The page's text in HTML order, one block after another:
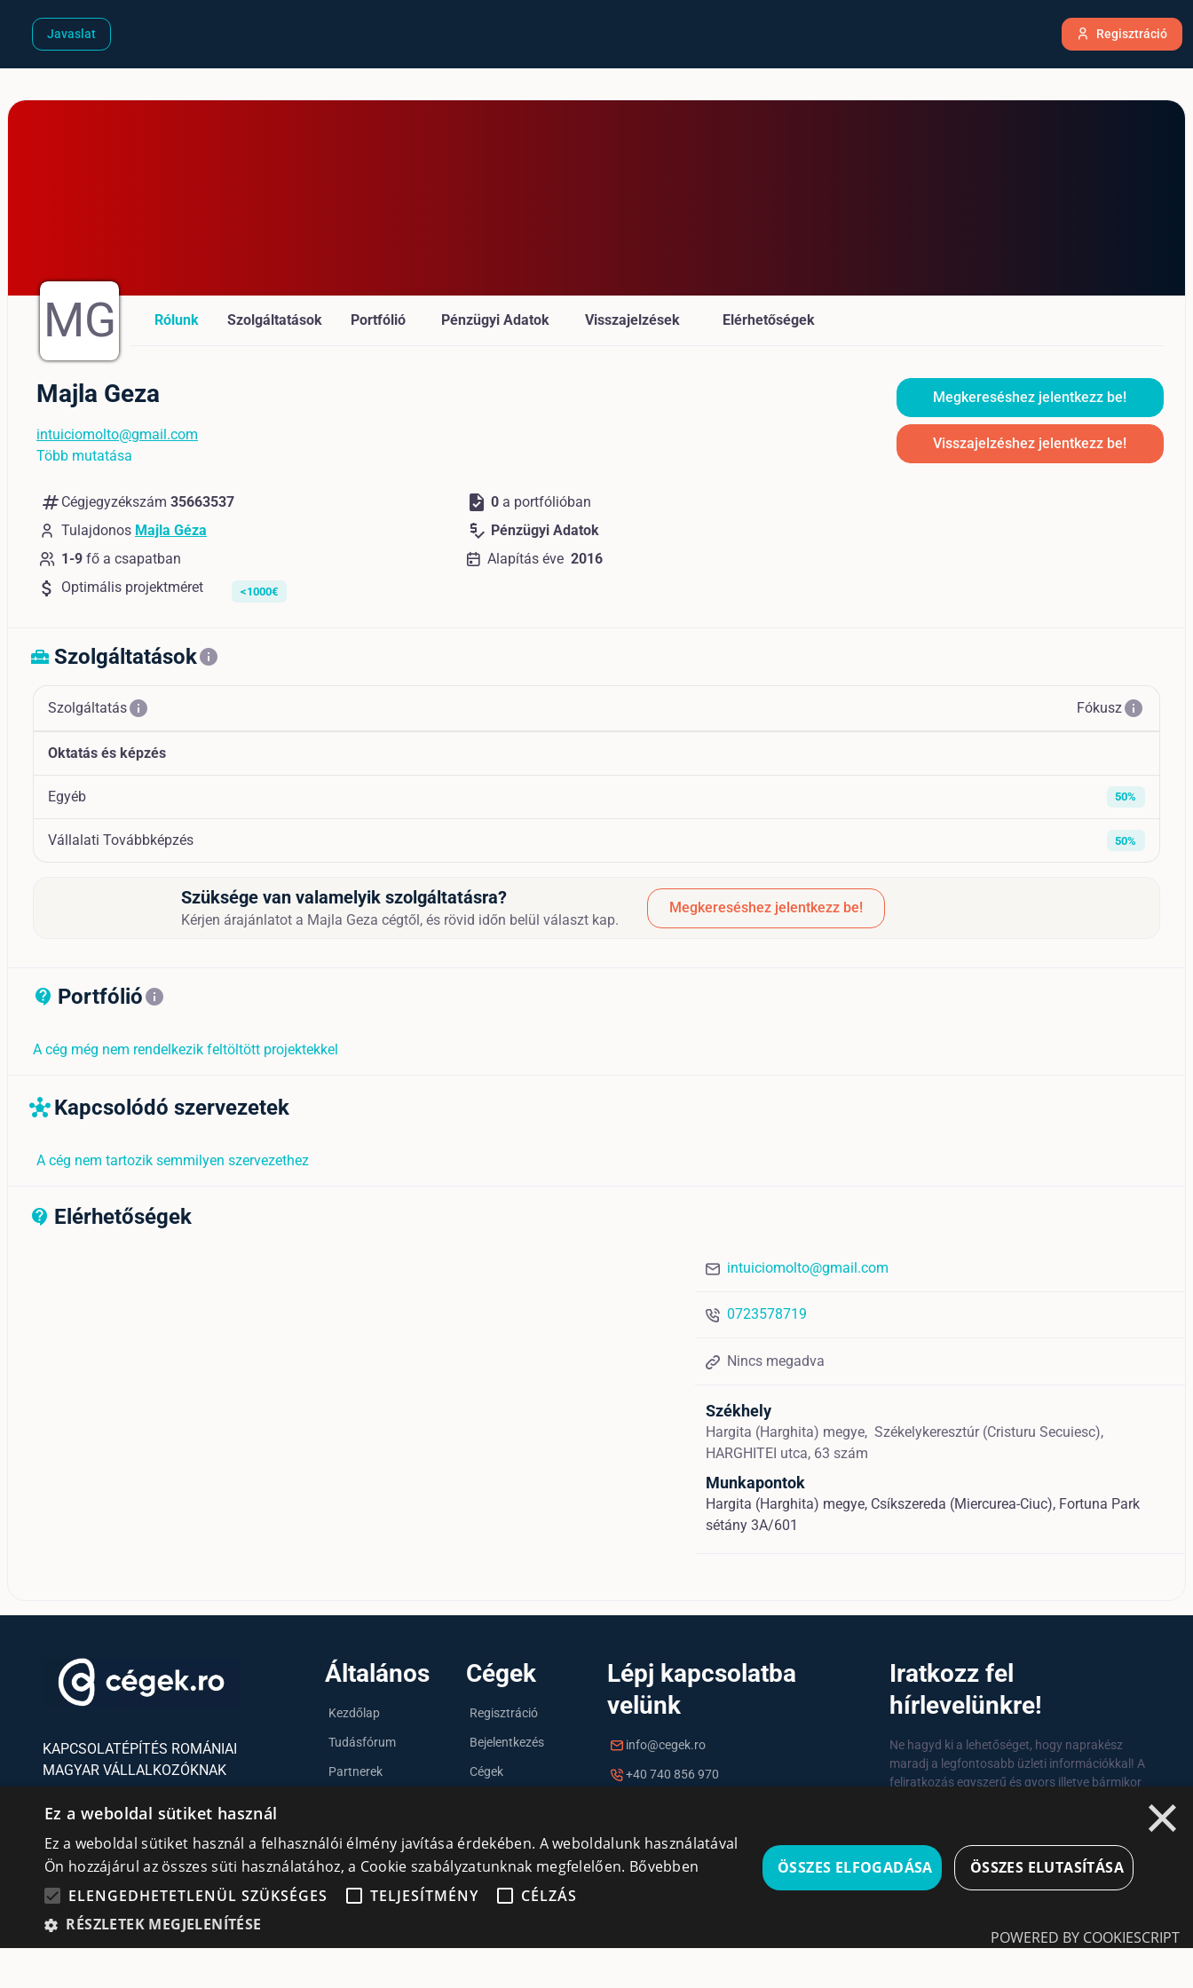
Regisztráció
Javaslat
MG Rólunk Szolgáltatások Portfólió Pénzügyi Adatok Visszajelzések Elérhetőségek
Majla Geza
intuiciomolto@gmail.com
Több mutatása
numbers Cégjegyzékszám 35663537
Tulajdonos Majla Géza
1-9 fő a csapatban
task 0 a portfólióban
price_check Pénzügyi Adatok
Alapítás éve 2016
attach_money Optimális projektméret <1000€
Megkereséshez jelentkezz be!
Visszajelzéshez jelentkezz be!
home_repair_service Szolgáltatásokinfo
Szolgáltatásinfo Fókuszinfo
Oktatás és képzés
Egyéb 50%
Vállalati Továbbképzés 50%
Szüksége van valamelyik szolgáltatásra?
Kérjen árajánlatot a Majla Geza cégtől, és rövid időn belül választ kap.
Megkereséshez jelentkezz be!
contact_support_outline
Portfólióinfo
A cég még nem rendelkezik feltöltött projektekkel
hub Kapcsolódó szervezetek
A cég nem tartozik semmilyen szervezethez
contact_support_outline
Elérhetőségek
intuiciomolto@gmail.com
0723578719
Nincs megadva
Székhely
Hargita (Harghita) megye, Székelykeresztúr (Cristuru Secuiesc),
HARGHITEI utca, 63 szám
Munkapontok
Hargita (Harghita) megye, Csíkszereda (Miercurea-Ciuc), Fortuna Park
sétány 3A/601
KAPCSOLATÉPÍTÉS ROMÁNIAI
MAGYAR VÁLLALKOZÓKNAK
Adatvédelmi irányelvek
cookie Süti (Cookie) szabályzat
Általános
Kezdőlap
Tudásfórum
Partnerek
Cégek
Regisztráció
Bejelentkezés
Cégek
Lépj kapcsolatba
velünk
info@cegek.ro
+40 740 856 970
Iratkozz fel
hírlevelünkre!
Ne hagyd ki a lehetőséget, hogy naprakész
maradj a legfontosabb üzleti információkkal! A
feliratkozás egyszerű és gyors illetve bármikor
Feliratkozás
Leiratkozás
×
Ez a weboldal sütiket használ
Ez a weboldal sütiket használ a felhasználói élmény javítása érdekében. A weboldalunk használatával
Ön hozzájárul az összes süti használatához, a Cookie szabályzatunknak megfelelően. Bővebben
ELENGEDHETETLENÜL SZÜKSÉGES
TELJESÍTMÉNY
CÉLZÁS
RÉSZLETEK MEGJELENÍTÉSE
ÖSSZES ELFOGADÁSA ÖSSZES ELUTASÍTÁSA
POWERED BY COOKIESCRIPT